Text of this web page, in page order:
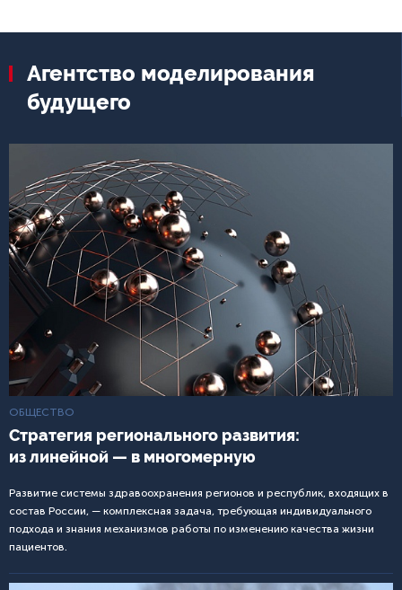
Агентство моделирования
будущего
ОБЩЕСТВО
Стратегия регионального развития:
из линейной — в многомерную
Развитие системы здравоохранения регионов и республик, входящих в
состав России, — комплексная задача, требующая индивидуального
подхода и знания механизмов работы по изменению качества жизни
пациентов.